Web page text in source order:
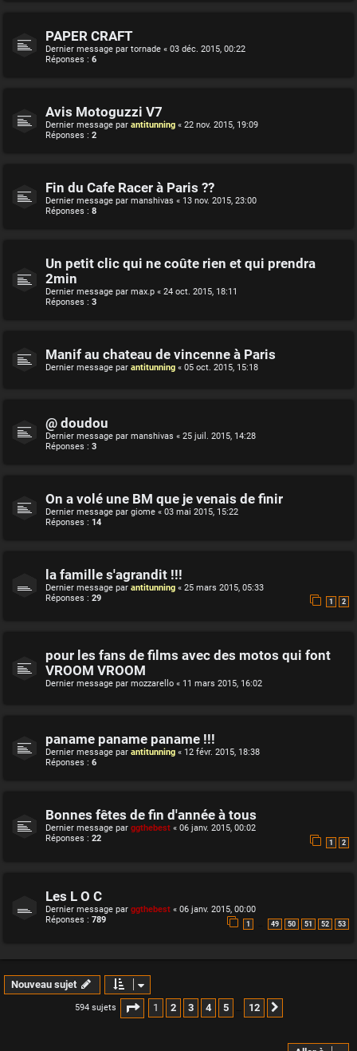
PAPER CRAFT
Dernier message par tornade « 03 déc. 2015, 00:22
Réponses : 6
Avis Motoguzzi V7
Dernier message par antitunning « 22 nov. 2015, 19:09
Réponses : 2
Fin du Cafe Racer à Paris ??
Dernier message par manshivas « 13 nov. 2015, 23:00
Réponses : 8
Un petit clic qui ne coûte rien et qui prendra
2min
Dernier message par max.p « 24 oct. 2015, 18:11
Réponses : 3
Manif au chateau de vincenne à Paris
Dernier message par antitunning « 05 oct. 2015, 15:18
@ doudou
Dernier message par manshivas « 25 juil. 2015, 14:28
Réponses : 3
On a volé une BM que je venais de finir
Dernier message par giome « 03 mai 2015, 15:22
Réponses : 14
la famille s'agrandit !!!
Dernier message par antitunning « 25 mars 2015, 05:33
Réponses : 29 1 2
pour les fans de films avec des motos qui font
VROOM VROOM
Dernier message par mozzarello « 11 mars 2015, 16:02
paname paname paname !!!
Dernier message par antitunning « 12 févr. 2015, 18:38
Réponses : 6
Bonnes fêtes de fin d'année à tous
Dernier message par ggthebest « 06 janv. 2015, 00:02
Réponses : 22 1 2
Les L O C
Dernier message par ggthebest « 06 janv. 2015, 00:00
Réponses : 789 1 49 50 51 52 53
Nouveau sujet
594 sujets Page 1sur12
1 2 3 4 5 12